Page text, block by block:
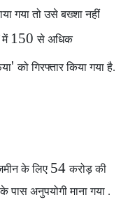
गया तो उसे बख्शा नहीं
में 150से अधिक
'को गिरफ्तार किया गया है.
के लिए 54करोड़ की
के पास अनुपयोगी माना गया .